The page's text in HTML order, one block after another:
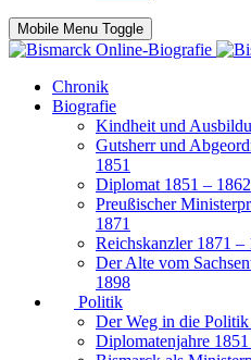
Mobile Menu Toggle
Chronik
Biografie
Kindheit und
Gutsherr und
1851
Diplomat 1851 – 1862
Preußischer
1871
Reichskanzler 1871 –
Der Alte vom
1898
Politik
Der Weg in die
Diplomatenjahre